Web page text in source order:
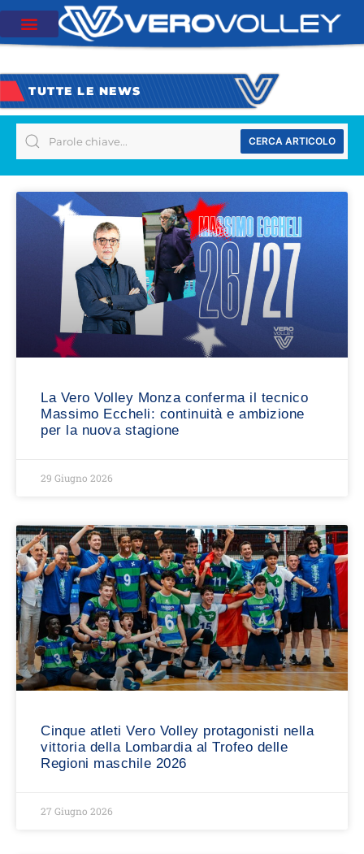
TUTTE LE NEWS
CERCA ARTICOLO
La Vero Volley Monza conferma il tecnico
Massimo Eccheli: continuità e ambizione
per la nuova stagione
29 Giugno 2026
Cinque atleti Vero Volley protagonisti nella
vittoria della Lombardia al Trofeo delle
Regioni maschile 2026
27 Giugno 2026